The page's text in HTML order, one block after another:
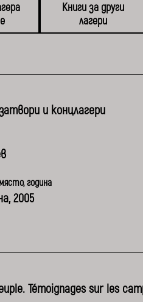
Книги за други
лагери
и концлагери
година
2005
Témoignages sur les